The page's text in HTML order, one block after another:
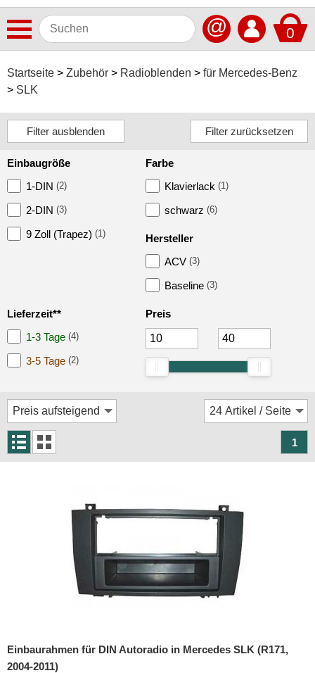
0
@
Startseite Zubehör Radioblenden
für Mercedes-Benz
SLK
Autoradios
Dashcams
Freisprechanlagen
Lautsprecher
Multimedia
Rückfahrsysteme
Soundprozessoren
Verstärker
Zubehör
Aktivsystemadapter
Antennenkabel
Antennensplitter
Antennenstab
Antennenstecker
Antennenzubehör
Einbaugröße
1-DIN (2)
2-DIN (3)
9 Zoll (Trapez) (1)
Farbe
Klavierlack (1)
schwarz (6)
Hersteller
ACV (3)
Baseline (3)
Lieferzeit**
1-3 Tage (4)
3-5 Tage (2)
Preis
1
Einbaurahmen für DIN Autoradio in Mercedes SLK (R171,
2004-2011)